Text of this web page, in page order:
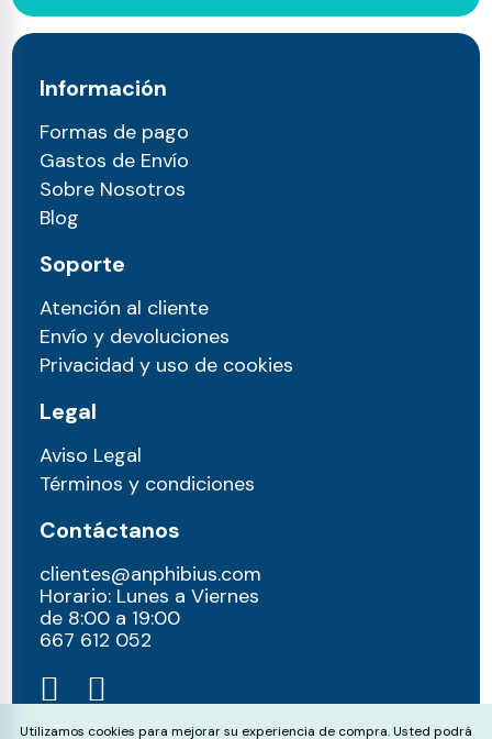
Información
Formas de pago
Gastos de Envío
Sobre Nosotros
Blog
Soporte
Atención al cliente
Envío y devoluciones
Privacidad y uso de cookies
Legal
Aviso Legal
Términos y condiciones
Contáctanos
clientes@anphibius.com
Horario: Lunes a Viernes
de 8:00 a 19:00
667 612 052​
Utilizamos cookies para mejorar su experiencia de compra. Usted podrá